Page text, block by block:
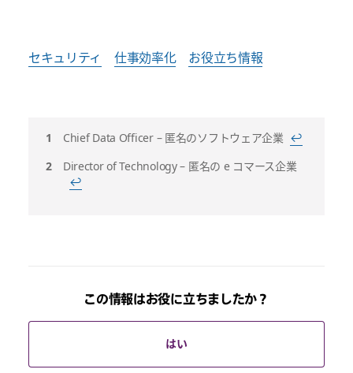
セキュリティ 仕事効率化 お役立ち情報
脚
注
Chief Data Officer – 匿名のソフトウェア企業 ↩
Director of Technology – 匿名の e コマース企業
↩
この情報はお役に立ちましたか？
はい